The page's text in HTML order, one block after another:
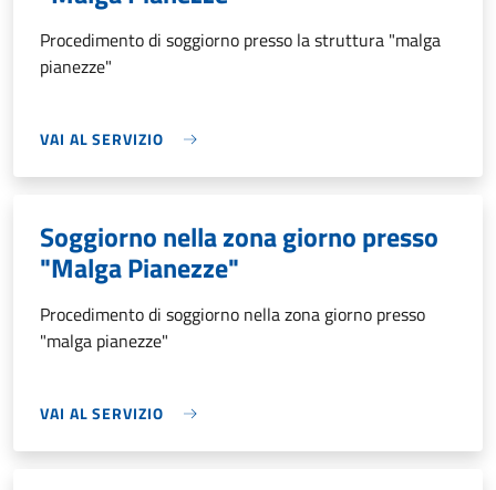
Procedimento di soggiorno presso la struttura "malga
pianezze"
VAI AL SERVIZIO
Soggiorno nella zona giorno presso
"Malga Pianezze"
Procedimento di soggiorno nella zona giorno presso
"malga pianezze"
VAI AL SERVIZIO